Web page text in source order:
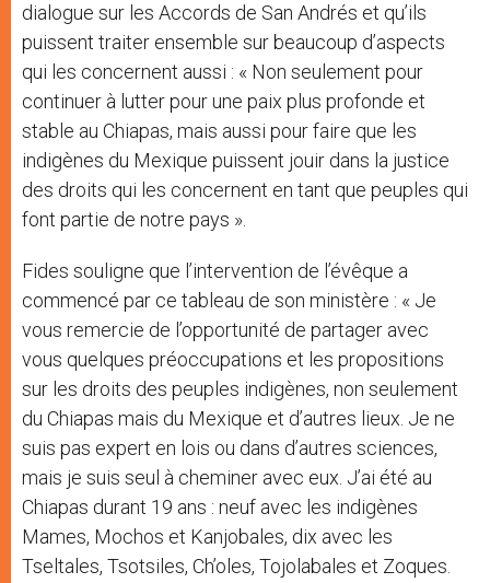
dialogue sur les Accords de San Andrés et qu’ils
puissent traiter ensemble sur beaucoup d’aspects
qui les concernent aussi : « Non seulement pour
continuer à lutter pour une paix plus profonde et
stable au Chiapas, mais aussi pour faire que les
indigènes du Mexique puissent jouir dans la justice
des droits qui les concernent en tant que peuples qui
font partie de notre pays ».
Fides souligne que l’intervention de l’évêque a
commencé par ce tableau de son ministère : « Je
vous remercie de l’opportunité de partager avec
vous quelques préoccupations et les propositions
sur les droits des peuples indigènes, non seulement
du Chiapas mais du Mexique et d’autres lieux. Je ne
suis pas expert en lois ou dans d’autres sciences,
mais je suis seul à cheminer avec eux. J’ai été au
Chiapas durant 19 ans : neuf avec les indigènes
Mames, Mochos et Kanjobales, dix avec les
Tseltales, Tsotsiles, Ch’oles, Tojolabales et Zoques.